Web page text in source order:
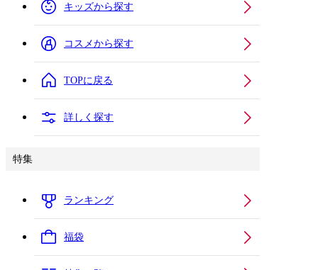
キッズから探す
コスメから探す
TOPに戻る
詳しく探す
特集
ランキング
福袋